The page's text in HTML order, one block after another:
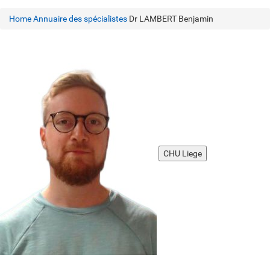
HomeAnnuaire des spécialistes Dr LAMBERT Benjamin
CHU Liege